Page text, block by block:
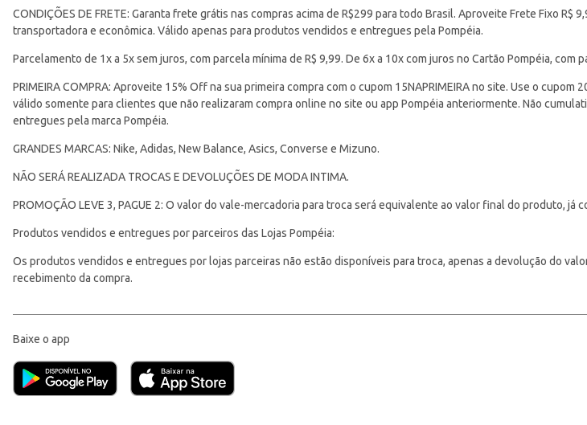
CONDIÇÕES DE FRETE: Garanta frete grátis nas compras acima de R$299 para todo Brasil. Aproveite Frete Fixo
transportadora e econômica. Válido apenas para produtos vendidos e entregues pela Pompéia.
Parcelamento de 1x a 5x sem juros, com parcela mínima de R$ 9,99. De 6x a 10x com juros no Cartão Pompéia, com
PRIMEIRA COMPRA: Aproveite 15% Off na sua primeira compra com o cupom 15NAPRIMEIRA no site. Use o
válido somente para clientes que não realizaram compra online no site ou app Pompéia anteriormente. Não
entregues pela marca Pompéia.
GRANDES MARCAS: Nike, Adidas, New Balance, Asics, Converse e Mizuno.
NÃO SERÁ REALIZADA TROCAS E DEVOLUÇÕES DE MODA INTIMA.
PROMOÇÃO LEVE 3, PAGUE 2: O valor do vale-mercadoria para troca será equivalente ao valor final do produto,
Produtos vendidos e entregues por parceiros das Lojas Pompéia:
Os produtos vendidos e entregues por lojas parceiras não estão disponíveis para troca, apenas a devolução do
recebimento da compra.
Baixe o app